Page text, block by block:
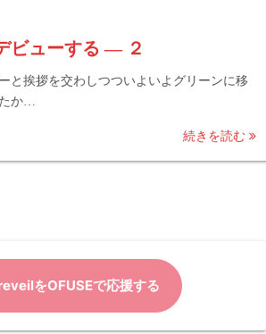
ビューする ― ２
と挨拶を交わしつついよいよグリーンに移
か…
続きを読む